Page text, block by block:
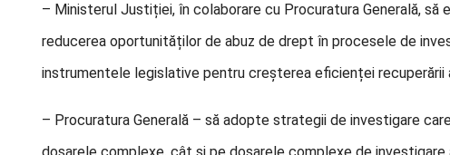
– Ministerul Justiției, în colaborare cu Procuratura Generală,
reducerea oportunităților de abuz de drept în procesele de
instrumentele legislative pentru creșterea eficienței
– Procuratura Generală – să adopte strategii de investigare